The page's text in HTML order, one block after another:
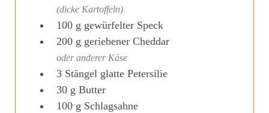
(dicke Kartoffeln)
100 g gewürfelter Speck
200 g geriebener Cheddar
oder anderer Käse
3 Stängel glatte Petersilie
30 g Butter
100 g Schlagsahne